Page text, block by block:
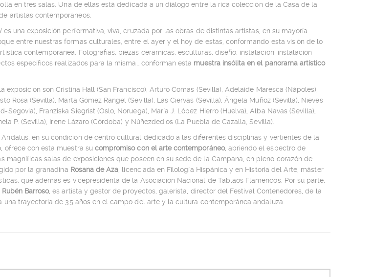
en tres salas. Una de ellas está dedicada a un diálogo entre la rica colección de la Casa de la
artistas contemporáneos.
es una exposición performativa, viva, cruzada por las obras de distintas artistas, en su mayoría
entre nuestras formas culturales, entre el ayer y el hoy de estas, conformando esta visión de lo
contemporánea. Fotografías, piezas cerámicas, esculturas, diseño, instalación, instalación
específicos realizados para la misma… conforman esta muestra insólita en el panorama artístico
exposición son Cristina Hall (San Francisco), Arturo Comas (Sevilla), Adelaide Maresca (Nápoles),
Rosa (Sevilla), Marta Gómez Rangel (Sevilla), Las Ciervas (Sevilla), Ángela Muñoz (Sevilla), Nieves
Segovia), Franziska Siegrist (Oslo, Noruega), María J. López Hierro (Huelva), Alba Navas (Sevilla),
P. (Sevilla), Irene Lázaro (Córdoba) y Núñezdedios (La Puebla de Cazalla, Sevilla).
en su condición de centro cultural dedicado a las diferentes disciplinas y vertientes de la
ofrece con esta muestra su compromiso con el arte contemporáneo, abriendo el espectro de
magníficas salas de exposiciones que poseen en su sede de la Campana, en pleno corazón de
por la granadina Rosana de Aza , licenciada en Filología Hispánica y en Historia del Arte, máster
que además es vicepresidenta de la Asociación Nacional de Tablaos Flamencos. Por su parte,
Rubén Barroso, es artista y gestor de proyectos, galerista, director del Festival Contenedores, de la
una trayectoria de 35 años en el campo del arte y la cultura contemporánea andaluza.